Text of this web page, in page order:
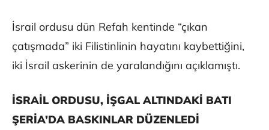
İsrail ordusu dün Refah kentinde “çıkan
çatışmada” iki Filistinlinin hayatını kaybettiğini,
iki İsrail askerinin de yaralandığını açıklamıştı.
İSRAİL ORDUSU, İŞGAL ALTINDAKİ BATI
ŞERİA’DA BASKINLAR DÜZENLEDİ